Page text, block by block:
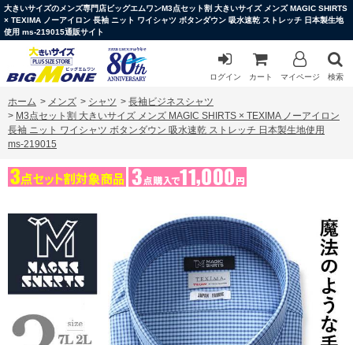
大きいサイズのメンズ専門店ビッグエムワンM3点セット割 大きいサイズ メンズ MAGIC SHIRTS
× TEXIMA ノーアイロン 長袖 ニット ワイシャツ ボタンダウン 吸水速乾 ストレッチ 日本製生地
使用 ms-219015通販サイト
ログイン カート マイページ 検索
ホーム > メンズ > シャツ > 長袖ビジネスシャツ
> M3点セット割 大きいサイズ メンズ MAGIC SHIRTS × TEXIMA ノーアイロン
長袖 ニット ワイシャツ ボタンダウン 吸水速乾 ストレッチ 日本製生地使用
ms-219015